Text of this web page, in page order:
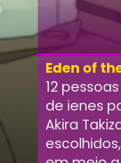
Eden of
12
de ienes
Akira